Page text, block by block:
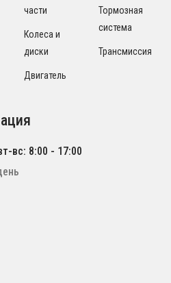
части
Колеса и
диски
Двигатель
Тормозная
система
Трансмиссия
вс: 8:00 - 17:00